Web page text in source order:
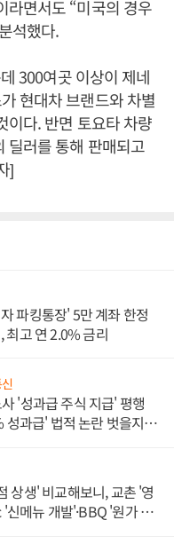
라면서도 “미국의 경우
석했다.
300여곳 이상이 제네
현대차 브랜드와 차별
이다. 반면 토요타 차량
딜러를 통해 판매되고
]
파킹통장' 5만 계좌 한정
최고 연 2.0% 금리
'성과급 주식 지급' 평행
과급' 법적 논란 벗을지 주
상생' 비교해보니, 교촌 '영
신메뉴 개발'·BBQ '원가 부